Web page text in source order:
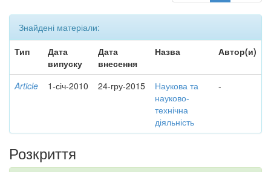
Знайдені матеріали:
Тип
Дата
випуску
Дата
внесення
Назва Автор(и)
Article 1-січ-2010 24-гру-2015
Наукова та
науково-
технічна
діяльність
-
Розкриття